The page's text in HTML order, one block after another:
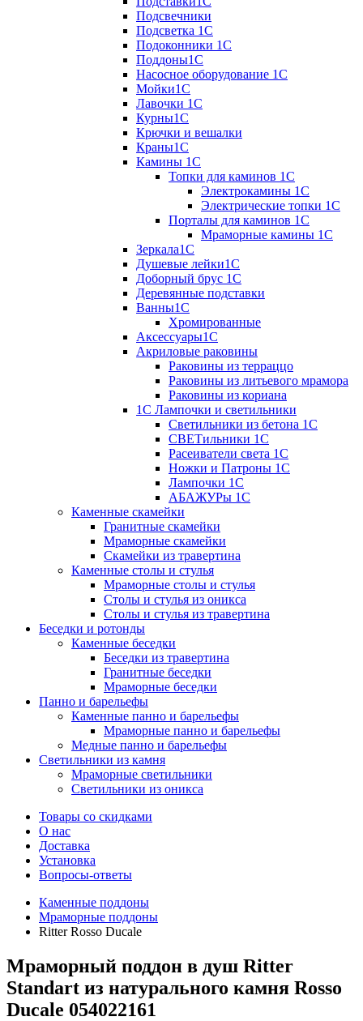
Подсвечники
Подсветка 1С
Подоконники 1С
Поддоны1С
Насосное оборудование 1С
Мойки1С
Лавочки 1С
Курны1С
Крючки и вешалки
Краны1С
Камины 1C
Топки для каминов 1C
Электрокамины 1С
Электрические топки 1C
Порталы для каминов 1С
Мраморные камины 1C
Зеркала1С
Душевые лейки1С
Доборный брус 1С
Деревянные подставки
Ванны1С
Хромированные
Аксессуары1С
Акриловые раковины
Раковины из терраццо
Раковины из литьевого мрамора
Раковины из кориана
1С Лампочки и светильники
Светильники из бетона 1С
СВЕТильники 1С
Расеиватели света 1С
Ножки и Патроны 1С
Лампочки 1С
АБАЖУРы 1С
Каменные скамейки
Гранитные скамейки
Мраморные скамейки
Скамейки из травертина
Каменные столы и стулья
Мраморные столы и стулья
Столы и стулья из оникса
Столы и стулья из травертина
Беседки и ротонды
Каменные беседки
Беседки из травертина
Гранитные беседки
Мраморные беседки
Панно и барельефы
Каменные панно и барельефы
Мраморные панно и барельефы
Медные панно и барельефы
Светильники из камня
Мраморные светильники
Светильники из оникса
Товары со скидками
О нас
Доставка
Установка
Вопросы-ответы
Каменные поддоны
Мраморные поддоны
Ritter Rosso Ducale
Мраморный поддон в душ Ritter
Standart из натурального камня Rosso
Ducale 054022161